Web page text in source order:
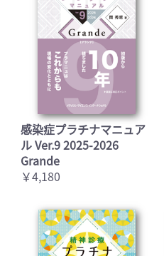
感染症プラチナマニュア
ル Ver.9 2025-2026
Grande
￥4,180